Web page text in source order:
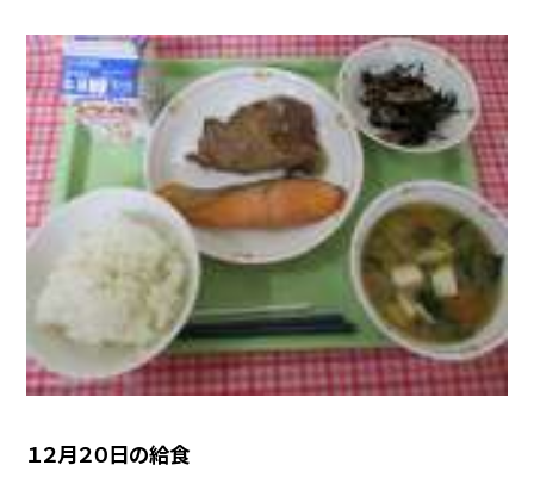
１２月２０日の給食